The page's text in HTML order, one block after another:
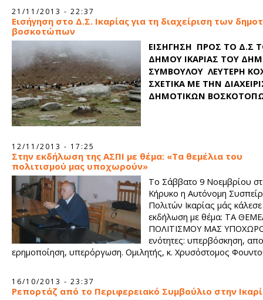
21/11/2013 - 22:37
Εισήγηση στο Δ.Σ. Ικαρίας για τη διαχείριση των
βοσκοτώπων
ΕΙΣΗΓΗΣΗ ΠΡΟΣ ΤΟ Δ.Σ
ΔΗΜΟΥ ΙΚΑΡΙΑΣ ΤΟΥ
ΣΥΜΒΟΥΛΟΥ ΛΕΥΤΕΡΗ
ΣΧΕΤΙΚΑ ΜΕ ΤΗΝ
ΔΗΜΟΤΙΚΩΝ
12/11/2013 - 17:25
Στην εκδήλωση της ΑΣΠΙ με θέμα: «Τα θεμέλια του
πολιτισμού μας υποχωρούν»
Το Σάββατο 9 Νοεμβρίου
Κήρυκο η Αυτόνομη
Πολιτών Ικαρίας μάς
εκδήλωση με θέμα: ΤΑ
ΠΟΛΙΤΙΣΜΟΥ ΜΑΣ
ενότητες: υπερβόσκηση,
ερημοποίηση, υπερόργωση. Ομιλητής, κ. Χρυσόστομος
16/10/2013 - 23:37
Ρεπορτάζ από το Περιφερειακό Συμβούλιο στην